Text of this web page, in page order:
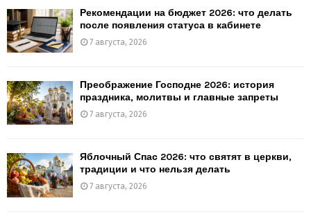
Рекомендации на бюджет 2026: что делать
после появления статуса в кабинете
7 августа, 2026
Преображение Господне 2026: история
праздника, молитвы и главные запреты
7 августа, 2026
Яблочный Спас 2026: что святят в церкви,
традиции и что нельзя делать
7 августа, 2026